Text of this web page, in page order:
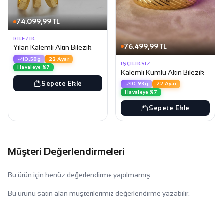
74.099,99 TL
BILEZIK
Yılan Kalemli Altın Bilezik
10.58g
22 Ayar
Havaleye %7
Sepete Ekle
76.499,99 TL
İŞÇILIKSIZ
Kalemli Kumlu Altın Bilezik
10.93g
22 Ayar
Havaleye %7
Sepete Ekle
Müşteri Değerlendirmeleri
Bu ürün için henüz değerlendirme yapılmamış.
Bu ürünü satın alan müşterilerimiz değerlendirme yazabilir.